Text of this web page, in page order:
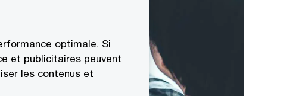
optimale. Si
et publicitaires peuvent
les contenus et